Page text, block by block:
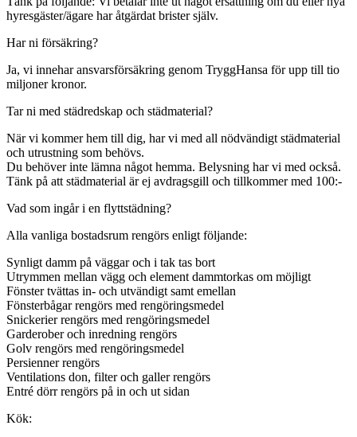
hyresgäster/ägare har åtgärdat brister själv.
Har ni försäkring?
Ja, vi innehar ansvarsförsäkring genom TryggHansa för upp till tio
miljoner kronor.
Tar ni med städredskap och städmaterial?
När vi kommer hem till dig, har vi med all nödvändigt städmaterial
och utrustning som behövs.
Du behöver inte lämna något hemma. Belysning har vi med också.
Tänk på att städmaterial är ej avdragsgill och tillkommer med 100:-
Vad som ingår i en flyttstädning?
Alla vanliga bostadsrum rengörs enligt följande:
Synligt damm på väggar och i tak tas bort
Utrymmen mellan vägg och element dammtorkas om möjligt
Fönster tvättas in- och utvändigt samt emellan
Fönsterbågar rengörs med rengöringsmedel
Snickerier rengörs med rengöringsmedel
Garderober och inredning rengörs
Golv rengörs med rengöringsmedel
Persienner rengörs
Ventilations don, filter och galler rengörs
Entré dörr rengörs på in och ut sidan
Kök: